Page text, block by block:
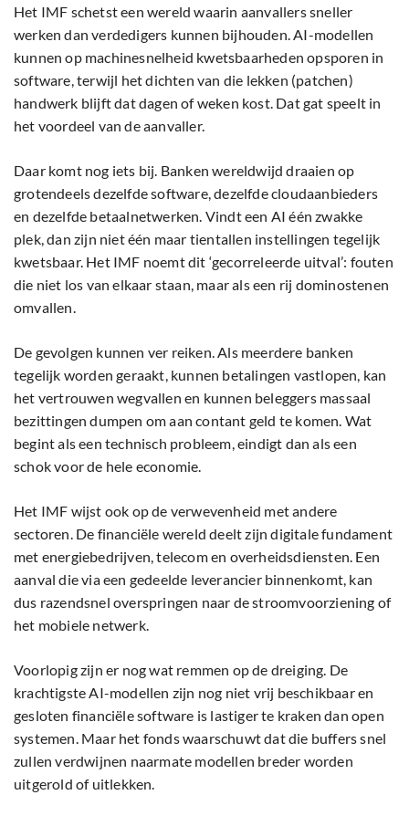
Het IMF schetst een wereld waarin aanvallers sneller
werken dan verdedigers kunnen bijhouden. AI-modellen
kunnen op machinesnelheid kwetsbaarheden opsporen in
software, terwijl het dichten van die lekken (patchen)
handwerk blijft dat dagen of weken kost. Dat gat speelt in
het voordeel van de aanvaller.
Daar komt nog iets bij. Banken wereldwijd draaien op
grotendeels dezelfde software, dezelfde cloudaanbieders
en dezelfde betaalnetwerken. Vindt een AI één zwakke
plek, dan zijn niet één maar tientallen instellingen tegelijk
kwetsbaar. Het IMF noemt dit ‘gecorreleerde uitval’: fouten
die niet los van elkaar staan, maar als een rij dominostenen
omvallen.
De gevolgen kunnen ver reiken. Als meerdere banken
tegelijk worden geraakt, kunnen betalingen vastlopen, kan
het vertrouwen wegvallen en kunnen beleggers massaal
bezittingen dumpen om aan contant geld te komen. Wat
begint als een technisch probleem, eindigt dan als een
schok voor de hele economie.
Het IMF wijst ook op de verwevenheid met andere
sectoren. De financiële wereld deelt zijn digitale fundament
met energiebedrijven, telecom en overheidsdiensten. Een
aanval die via een gedeelde leverancier binnenkomt, kan
dus razendsnel overspringen naar de stroomvoorziening of
het mobiele netwerk.
Voorlopig zijn er nog wat remmen op de dreiging. De
krachtigste AI-modellen zijn nog niet vrij beschikbaar en
gesloten financiële software is lastiger te kraken dan open
systemen. Maar het fonds waarschuwt dat die buffers snel
zullen verdwijnen naarmate modellen breder worden
uitgerold of uitlekken.